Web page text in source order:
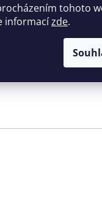
tohoto
informacízde.
parametry
woodland